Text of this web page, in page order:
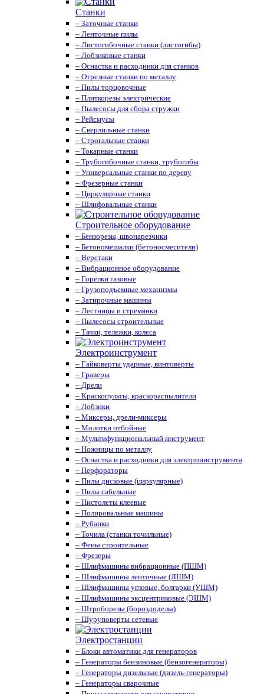
Станки
– Заточные станки
– Ленточные пилы
– Листогибочные станки (листогибы)
– Лобзиковые станки
– Оснастка и расходники для станков
– Отрезные станки по металлу
– Пилы торцовочные
– Плиткорезы электрические
– Пылесосы для сбора стружки
– Рейсмусы
– Сверлильные станки
– Строгальные станки
– Токарные станки
– Трубогибочные станки, трубогибы
– Универсальные станки по дереву
– Фрезерные станки
– Циркулярные станки
– Шлифовальные станки
Строительное оборудование
– Бензорезы, швонарезчики
– Бетономешалки (бетоносмесители)
– Верстаки
– Вибрационное оборудование
– Горелки газовые
– Грузоподъемные механизмы
– Затирочные машины
– Лестницы и стремянки
– Пылесосы строительные
– Тачки, тележки, колеса
Электроинструмент
– Гайковерты ударные, винтоверты
– Граверы
– Дрели
– Краскопульты, краскораспылители
– Лобзики
– Миксеры, дрели-миксеры
– Молотки отбойные
– Мультифункциональный инструмент
– Ножницы по металлу
– Оснастка и расходники для электроинструмента
– Перфораторы
– Пилы дисковые (циркулярные)
– Пилы сабельные
– Пистолеты клеевые
– Полировальные машины
– Рубанки
– Точила (станки точильные)
– Фены строительные
– Фрезеры
– Шлифмашины вибрационные (ПШМ)
– Шлифмашины ленточные (ЛШМ)
– Шлифмашины угловые, болгарки (УШМ)
– Шлифмашины эксцентриковые (ЭШМ)
– Штроборезы (бороздоделы)
– Шуруповерты сетевые
Электростанции
– Блоки автоматики для генераторов
– Генераторы бензиновые (бензогенераторы)
– Генераторы дизельные (дизель-генераторы)
– Генераторы сварочные